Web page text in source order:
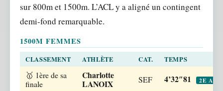
sur 800m et 1500m. L’ACL y a aligné un contingent
demi-fond remarquable.
1500M FEMMES
CLASSEMENT ATHLÈTE CAT. TEMPS
🥇 1ère de sa
finale
Charlotte
LANOIX SEF 4’32″81 2E